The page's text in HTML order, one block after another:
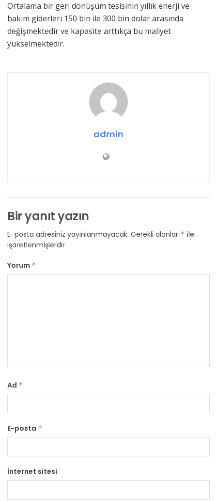
Ortalama bir geri dönüşüm tesisinin yıllık enerji ve
bakım giderleri 150 bin ile 300 bin dolar arasında
değişmektedir ve kapasite arttıkça bu maliyet
yükselmektedir.
admin
Bir yanıt yazın
E-posta adresiniz yayınlanmayacak. Gerekli alanlar * ile
işaretlenmişlerdir
Yorum *
Ad *
E-posta *
İnternet sitesi